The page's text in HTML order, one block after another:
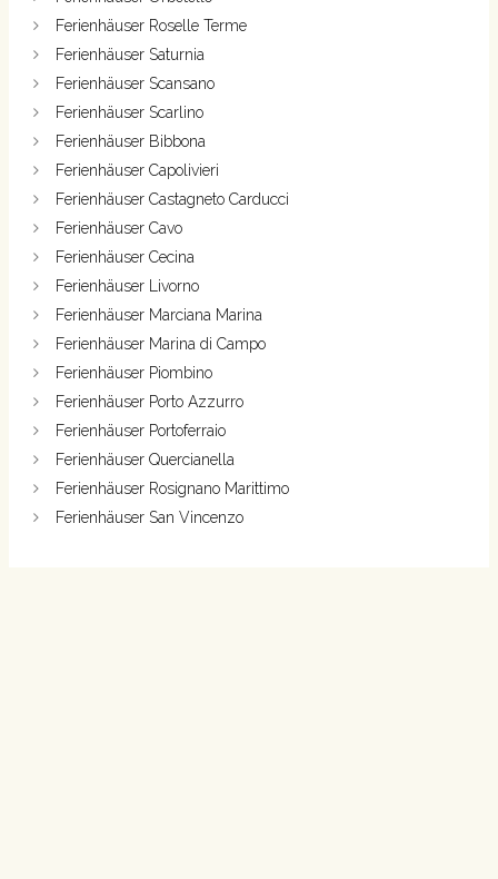
Ferienhäuser Roselle Terme
Ferienhäuser Saturnia
Ferienhäuser Scansano
Ferienhäuser Scarlino
Ferienhäuser Bibbona
Ferienhäuser Capolivieri
Ferienhäuser Castagneto Carducci
Ferienhäuser Cavo
Ferienhäuser Cecina
Ferienhäuser Livorno
Ferienhäuser Marciana Marina
Ferienhäuser Marina di Campo
Ferienhäuser Piombino
Ferienhäuser Porto Azzurro
Ferienhäuser Portoferraio
Ferienhäuser Quercianella
Ferienhäuser Rosignano Marittimo
Ferienhäuser San Vincenzo